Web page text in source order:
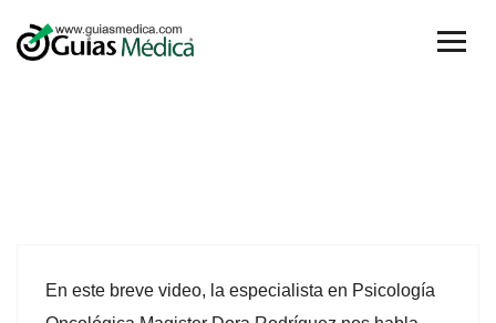
03
Feb
En este breve video, la especialista en Psicología